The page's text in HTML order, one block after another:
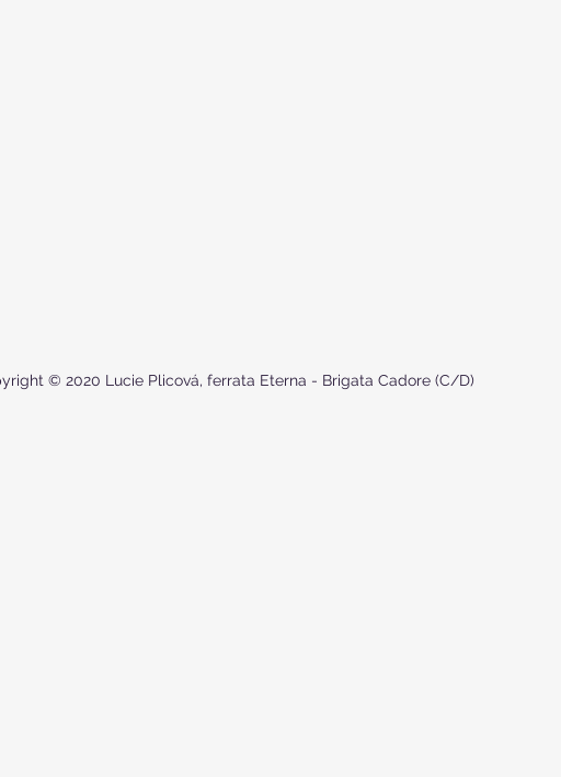
© 2020 Lucie Plicová, ferrata Eterna - Brigata Cadore (C/D)